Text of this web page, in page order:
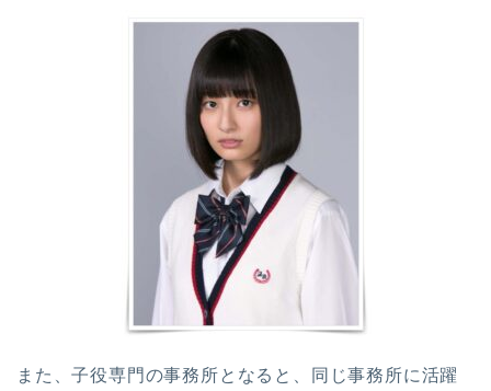
また、子役専門の事務所となると、同じ事務所に活躍